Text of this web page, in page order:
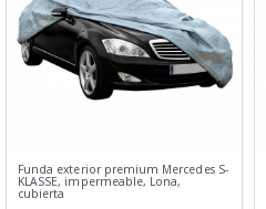
Funda exterior premium Mercedes S-
KLASSE, impermeable, Lona,
cubierta